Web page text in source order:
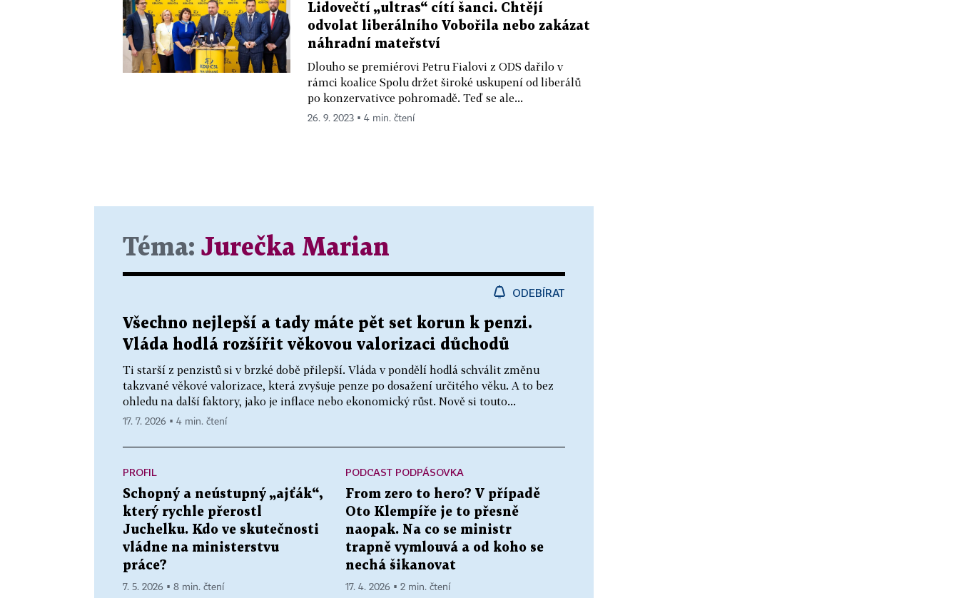
Lidovečtí „ultras“ cítí šanci. Chtějí
odvolat liberálního Vobořila nebo zakázat
náhradní mateřství
Dlouho se premiérovi Petru Fialovi z ODS dařilo v
rámci koalice Spolu držet široké uskupení od liberálů
po konzervativce pohromadě. Teď se ale...
26. 9. 2023 ▪ 4 min. čtení
Téma: Jurečka Marian
ODEBÍRAT
Všechno nejlepší a tady máte pět set korun k penzi.
Vláda hodlá rozšířit věkovou valorizaci důchodů
Ti starší z penzistů si v brzké době přilepší. Vláda v pondělí hodlá schválit změnu
takzvané věkové valorizace, která zvyšuje penze po dosažení určitého věku. A to bez
ohledu na další faktory, jako je inflace nebo ekonomický růst. Nově si touto...
17. 7. 2026 ▪ 4 min. čtení
PROFIL
Schopný a neústupný „ajťák“,
který rychle přerostl
Juchelku. Kdo ve skutečnosti
vládne na ministerstvu
práce?
7. 5. 2026 ▪ 8 min. čtení
PODCAST PODPÁSOVKA
From zero to hero? V případě
Oto Klempíře je to přesně
naopak. Na co se ministr
trapně vymlouvá a od koho se
nechá šikanovat
17. 4. 2026 ▪ 2 min. čtení